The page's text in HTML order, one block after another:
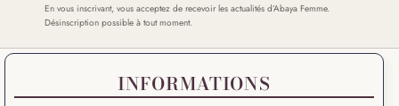
En vous inscrivant, vous acceptez de recevoir les actualités d’Abaya Femme.
Désinscription possible à tout moment.
INFORMATIONS